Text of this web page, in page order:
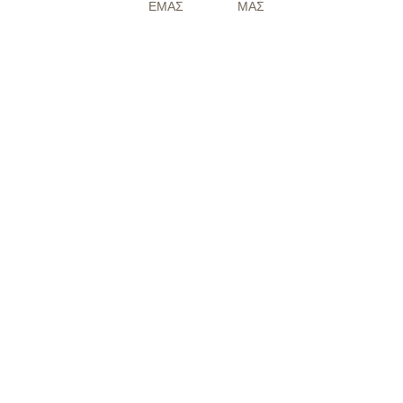
ΕΜΑΣ ΜΑΣ